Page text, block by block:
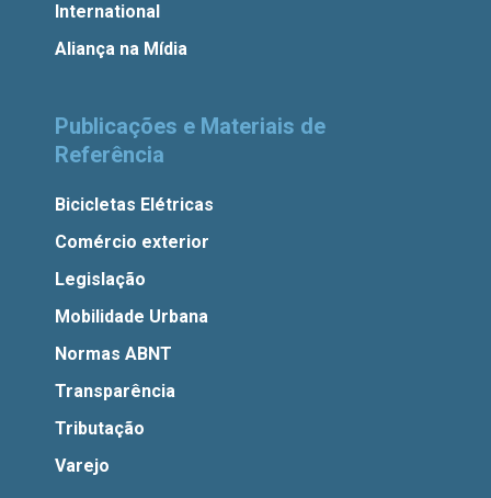
International
Aliança na Mídia
Publicações e Materiais de
Referência
Bicicletas Elétricas
Comércio exterior
Legislação
Mobilidade Urbana
Normas ABNT
Transparência
Tributação
Varejo